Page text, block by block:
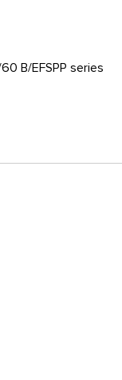
B/EFSPP series